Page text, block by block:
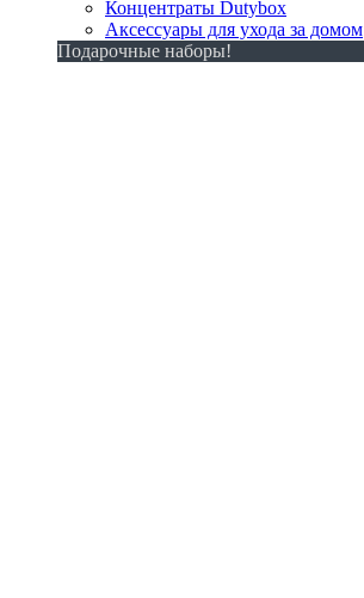
Концентраты Dutybox
Аксессуары для ухода за домом
Подарочные наборы!